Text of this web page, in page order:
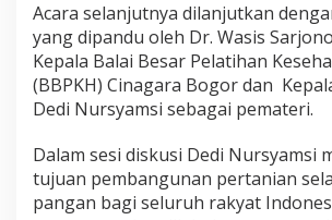
Acara selanjutnya dilanjutkan
yang dipandu oleh Dr. Wasis
Kepala Balai Besar Pelatihan
(BBPKH) Cinagara Bogor dan
Dedi Nursyamsi sebagai pemateri.
Dalam sesi diskusi Dedi Nursyamsi
tujuan pembangunan pertanian
pangan bagi seluruh rakyat